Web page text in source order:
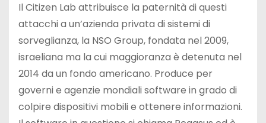
Il Citizen Lab attribuisce la paternità di questi
attacchi a un’azienda privata di sistemi di
sorveglianza, la NSO Group, fondata nel 2009,
israeliana ma la cui maggioranza è detenuta nel
2014 da un fondo americano. Produce per
governi e agenzie mondiali software in grado di
colpire dispositivi mobili e ottenere informazioni.